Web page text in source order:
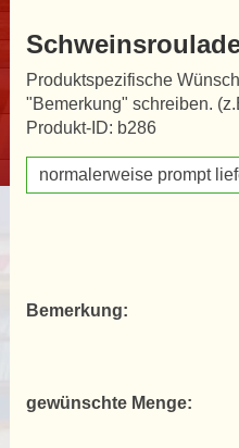
Produktspezifische
"Bemerkung" schreiben.
Produkt-ID: b286
normalerweise prompt
Bemerkung:
gewünschte Menge: